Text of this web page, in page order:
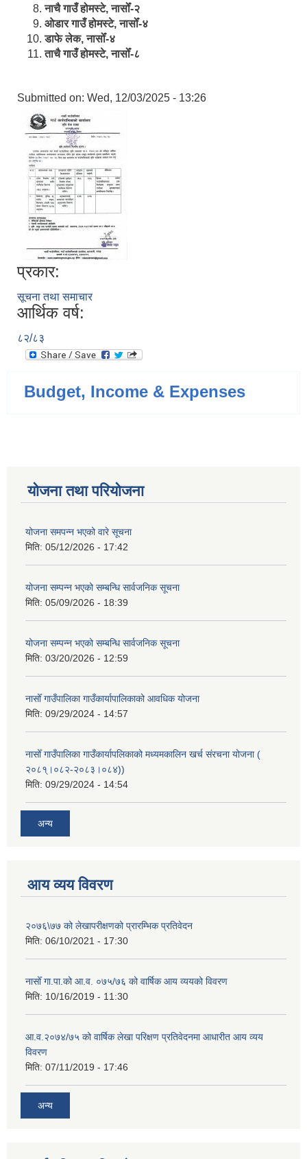
नाचै गाउँ होमस्टे, नासोँ-२
ओ‍‍‌डार गाउँ होमस्टे, नासोँ-४
डाफे लेक, नासोँ-४
ताचै गाउँ होमस्टे, नासोँ-८
Submitted on: Wed, 12/03/2025 - 13:26
प्रकार:
सूचना तथा समाचार
आर्थिक वर्ष:
८२/८३
Budget, Income & Expenses
योजना तथा परियोजना
योजना समपन्न भएको वारे सूचना
मिति: 05/12/2026 - 17:42
योजना सम्पन्न भएको सम्बन्धि सार्वजनिक सूचना
मिति: 05/09/2026 - 18:39
योजना सम्पन्न भएको सम्बन्धि सार्वजनिक सूचना
मिति: 03/20/2026 - 12:59
नासोँ गाउँपालिका गाउँकार्यापालिकाको आवधिक योजना
मिति: 09/29/2024 - 14:57
नासोँ गाउँपालिका गाउँकार्यापलिकाको मध्यमकालिन खर्च संरचना योजना (
२०८१्।०८२-२०८३।०८४))
मिति: 09/29/2024 - 14:54
अन्य
आय व्यय विवरण
२०७६\७७ को लेखापरीक्षणको प्रारम्भिक प्रतिवेदन
मिति: 06/10/2021 - 17:30
नासोँ गा.पा.को आ.व. ०७५/७६ को वार्षिक आय व्ययको विवरण
मिति: 10/16/2019 - 11:30
आ.व.२०७४/७५ को वार्षिक लेखा परिक्षण प्रतिवेदनमा आधारीत आय व्यय
विवरण
मिति: 07/11/2019 - 17:46
अन्य